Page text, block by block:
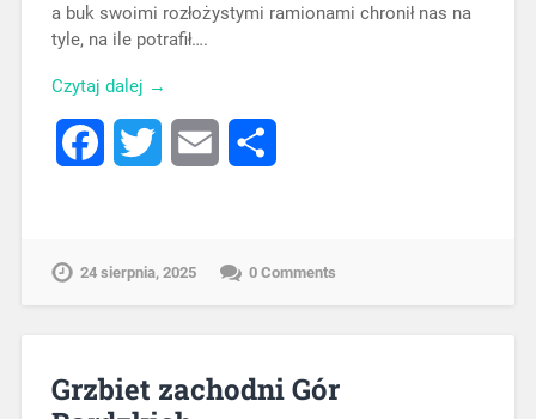
a buk swoimi rozłożystymi ramionami chronił nas na
tyle, na ile potrafił….
Czytaj dalej →
FacebookTwitter Email
24 sierpnia, 2025 0 Comments
Grzbiet zachodni Gór